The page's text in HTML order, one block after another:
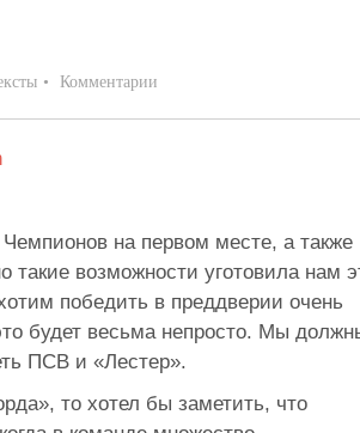
Комментарии
на первом месте, а также
возможности уготовила нам
победить в преддверии очень
будет весьма непросто. Мы
ПСВ и «Лестер».
то хотел бы заметить, что